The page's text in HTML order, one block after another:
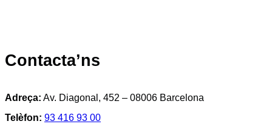
Contacta’ns
Adreça: Av. Diagonal, 452 – 08006 Barcelona
Telèfon: 93 416 93 00